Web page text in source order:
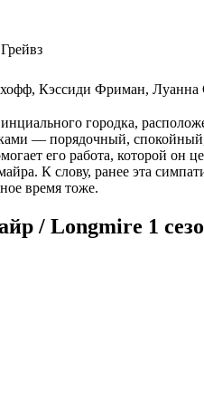
Кэссиди Фриман,
городка,
— порядочный,
его работа, которой он
К слову, ранее эта
время тоже.
/ Longmire 1